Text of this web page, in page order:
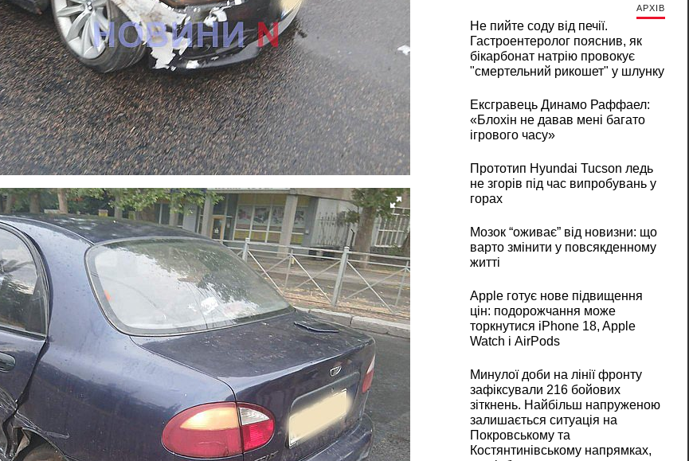
АРХІВ
Не пийте соду від печії.
Гастроентеролог пояснив, як
бікарбонат натрію провокує
"смертельний рикошет" у шлунку
Ексгравець Динамо Раффаел:
«Блохін не давав мені багато
ігрового часу»
Прототип Hyundai Tucson ледь
не згорів під час випробувань у
горах
Мозок “оживає” від новизни: що
варто змінити у повсякденному
житті
Apple готує нове підвищення
цін: подорожчання може
торкнутися iPhone 18, Apple
Watch і AirPods
Минулої доби на лінії фронту
зафіксували 216 бойових
зіткнень. Найбільш напруженою
залишається ситуація на
Покровському та
Костянтинівському напрямках,